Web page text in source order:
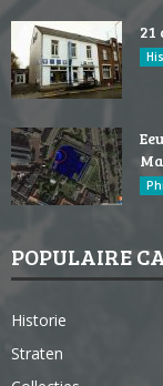
21
POPULAIRE
Historie
Straten